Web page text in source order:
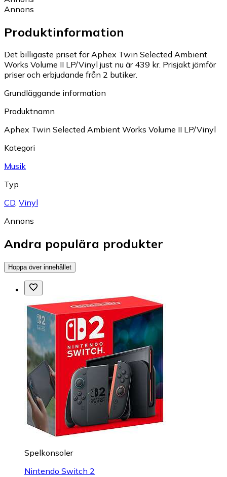
Annons
Produktinformation
Det billigaste priset för Aphex Twin Selected Ambient
Works Volume II LP/Vinyl just nu är 439 kr. Prisjakt jämför
priser och erbjudande från 2 butiker.
Grundläggande information
Produktnamn
Aphex Twin Selected Ambient Works Volume II LP/Vinyl
Kategori
Musik
Typ
CD, Vinyl
Annons
Andra populära produkter
Hoppa över innehållet
Spelkonsoler
Nintendo Switch 2